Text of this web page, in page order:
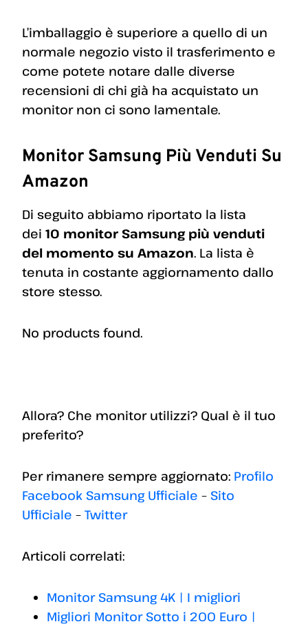
L’imballaggio è superiore a quello di un
normale negozio visto il trasferimento e
come potete notare dalle diverse
recensioni di chi già ha acquistato un
monitor non ci sono lamentale.
Monitor Samsung Più Venduti Su
Amazon
Di seguito abbiamo riportato la lista
dei 10 monitor Samsung più venduti
del momento su Amazon. La lista è
tenuta in costante aggiornamento dallo
store stesso.
No products found.
Allora? Che monitor utilizzi? Qual è il tuo
preferito?
Per rimanere sempre aggiornato: Profilo
Facebook Samsung Ufficiale – Sito
Ufficiale – Twitter
Articoli correlati:
Monitor Samsung 4K | I migliori
Migliori Monitor Sotto i 200 Euro |